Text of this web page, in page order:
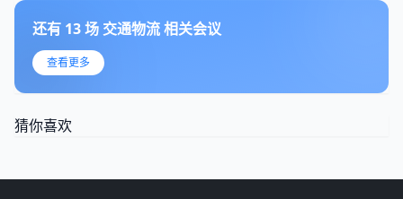
还有 13场 交通物流相关会议
查看更多
猜你喜欢